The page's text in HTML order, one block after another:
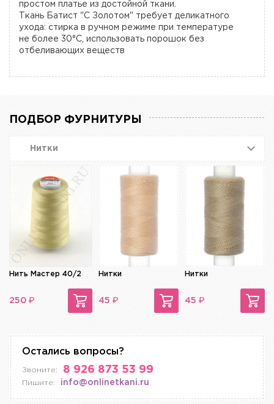
простом платье из достойной ткани.
Ткань Батист "С Золотом" требует деликатного
ухода: стирка в ручном режиме при температуре
не более 30°С, использовать порошок без
отбеливающих веществ
ПОДБОР ФУРНИТУРЫ
Нитки
Нить Мастер 40/2
250 ₽
Нитки
45 ₽
Нитки
45 ₽
Остались вопросы?
Звоните: 8 926 873 53 99
Пишите: info@onlinetkani.ru